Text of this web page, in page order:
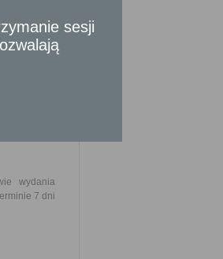
obejmująca
wydania
7 dni
sesji